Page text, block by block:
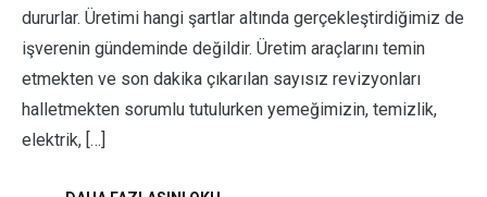
dururlar. Üretimi hangi şartlar altında gerçekleştirdiğimiz de
işverenin gündeminde değildir. Üretim araçlarını temin
etmekten ve son dakika çıkarılan sayısız revizyonları
halletmekten sorumlu tutulurken yemeğimizin, temizlik,
elektrik, […]